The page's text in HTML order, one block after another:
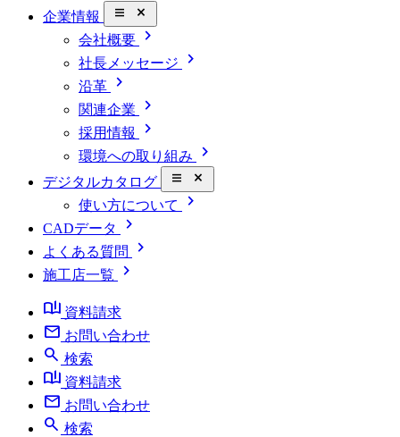
企業情報 close_small
会社概要 chevron_right
社長メッセージ chevron_right
沿革 chevron_right
関連企業 chevron_right
採用情報 chevron_right
環境への取り組み chevron_right
デジタルカタログ close_small
使い方について chevron_right
CADデータ chevron_right
よくある質問 chevron_right
施工店一覧
chevron_right
book_ribbon 資料請求
mail お問い合わせ
search 検索
book_ribbon 資料請求
mail お問い合わせ
search 検索